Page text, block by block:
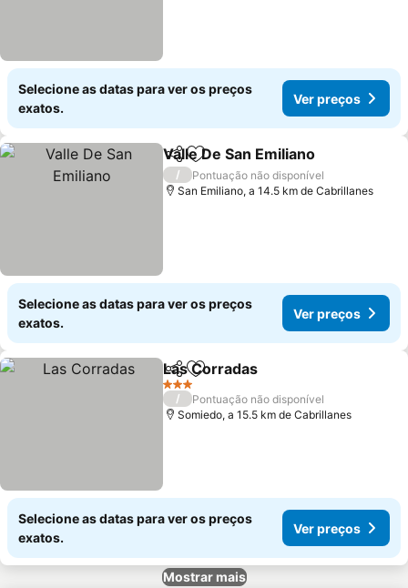
Selecione as datas para ver os preços
exatos.
Ver preços
PartilharAdicionar aos favoritos
Valle De San Emiliano
/
Pontuação não disponível
San Emiliano, a 14.5 km de Cabrillanes
Selecione as datas para ver os preços
exatos.
Ver preços
PartilharAdicionar aos favoritos
Las Corradas
3 Estrelas
/
Pontuação não disponível
Somiedo, a 15.5 km de Cabrillanes
Selecione as datas para ver os preços
exatos.
Ver preços
Mostrar mais